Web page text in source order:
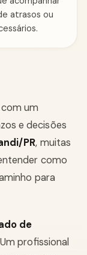
atrasos ou
um
e decisões
PR, muitas
como
para
de
profissional